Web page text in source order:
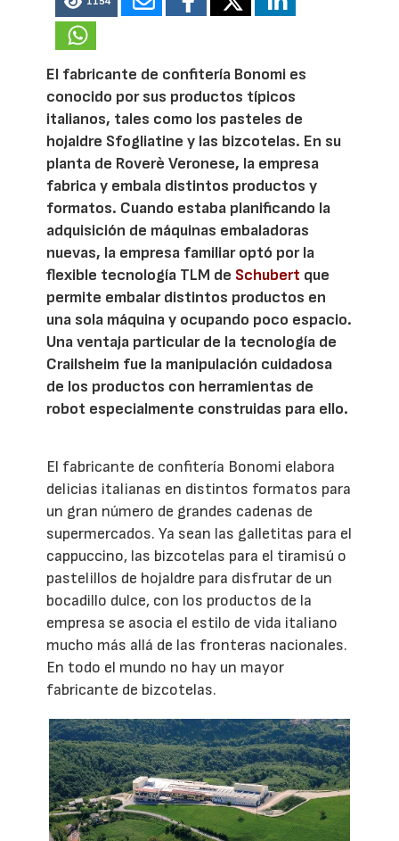
El fabricante de confitería Bonomi es
conocido por sus productos típicos
italianos, tales como los pasteles de
hojaldre Sfogliatine y las bizcotelas. En su
planta de Roverè Veronese, la empresa
fabrica y embala distintos productos y
formatos. Cuando estaba planificando la
adquisición de máquinas embaladoras
nuevas, la empresa familiar optó por la
flexible tecnología TLM de Schubert que
permite embalar distintos productos en
una sola máquina y ocupando poco espacio.
Una ventaja particular de la tecnología de
Crailsheim fue la manipulación cuidadosa
de los productos con herramientas de
robot especialmente construidas para ello.
El fabricante de confitería Bonomi elabora
delicias italianas en distintos formatos para
un gran número de grandes cadenas de
supermercados. Ya sean las galletitas para el
cappuccino, las bizcotelas para el tiramisú o
pastelillos de hojaldre para disfrutar de un
bocadillo dulce, con los productos de la
empresa se asocia el estilo de vida italiano
mucho más allá de las fronteras nacionales.
En todo el mundo no hay un mayor
fabricante de bizcotelas.